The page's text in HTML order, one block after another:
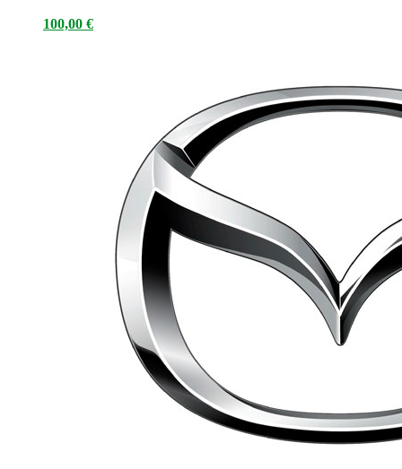
100,00 €